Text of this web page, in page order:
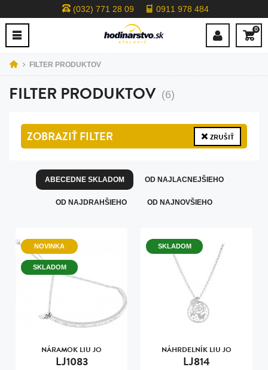
(032) 771 28 09 0911 978 484
0
FILTER PRODUKTOV
FILTER PRODUKTOV (6)
ZOBRAZIŤFILTER ZRUŠIŤ
ABECEDNE SKLADOM OD NAJLACNEJŠIEHO
OD NAJDRAHŠIEHO OD NAJNOVŠIEHO
NOVINKA
SKLADOM
NÁRAMOK LIU JO
LJ1083
SKLADOM
NÁHRDELNÍK LIU JO
LJ814